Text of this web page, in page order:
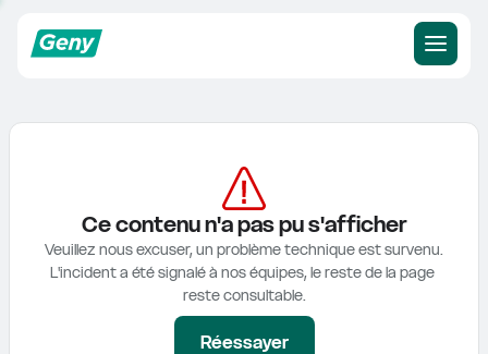
Ce contenu n'a pas pu s'afficher
Veuillez nous excuser, un problème technique est survenu.
L'incident a été signalé à nos équipes, le reste de la page
reste consultable.
Réessayer